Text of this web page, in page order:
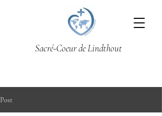
Sacré-Coeur de Lindthout
Post